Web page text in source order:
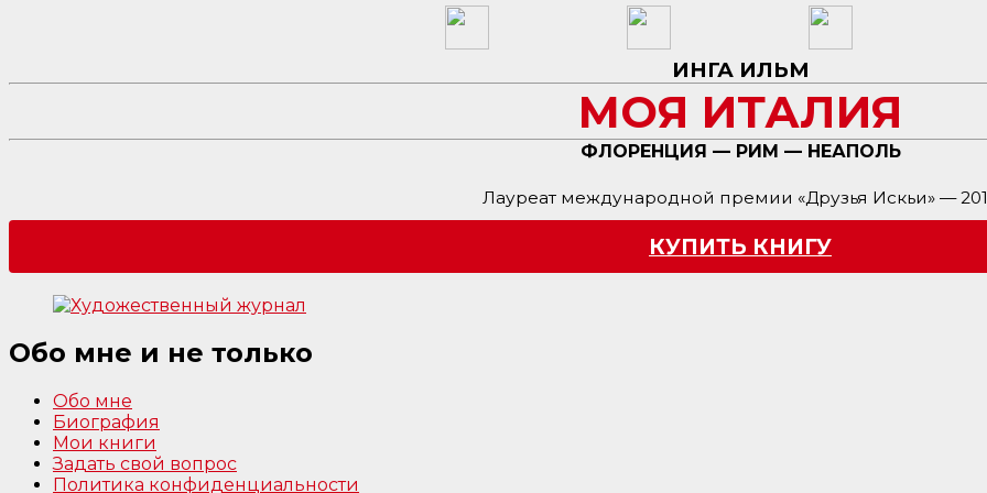
ИНГА ИЛЬМ
МОЯ ИТАЛИЯ
ФЛОРЕНЦИЯ — РИМ — НЕАПОЛЬ
Лауреат международной премии «Друзья Искьи» —
КУПИТЬ КНИГУ
Обо мне и не только
Обо мне
Биография
Мои книги
Задать свой вопрос
Политика конфиденциальности